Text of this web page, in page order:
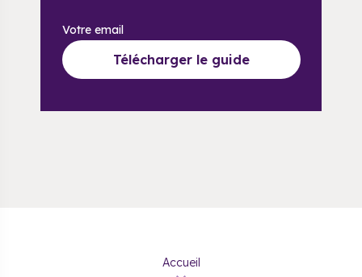
Votre email
Télécharger le guide
Accueil